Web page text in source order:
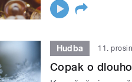
Hudba 11.
Copak o